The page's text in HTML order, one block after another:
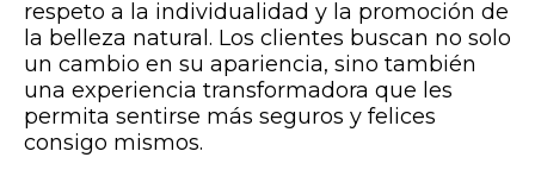
respeto a la individualidad y la promoción de
la belleza natural. Los clientes buscan no solo
un cambio en su apariencia, sino también
una experiencia transformadora que les
permita sentirse más seguros y felices
consigo mismos.